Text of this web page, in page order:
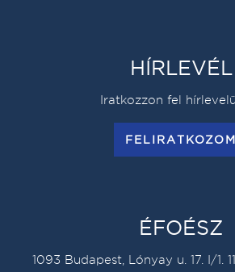
HÍRLEVÉL
Iratkozzon fel
FELIRATKOZOM
ÉFOÉSZ
1093 Budapest, Lónyay u. 17. I/1.